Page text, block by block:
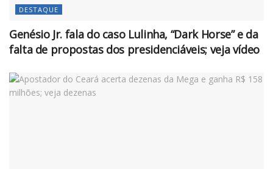
DESTAQUE
Genésio Jr. fala do caso Lulinha, “Dark Horse” e da
falta de propostas dos presidenciáveis; veja vídeo